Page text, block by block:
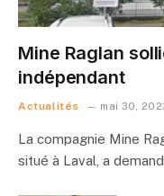
Mine Raglan
indépendant
Actualités mai 30,
La compagnie Mine
situé à Laval, a